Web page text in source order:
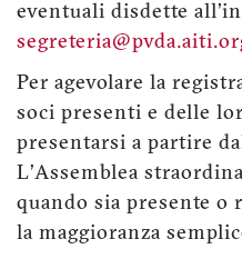
eventuali disdette
Per agevolare la
soci presenti e delle
presentarsi a partire
L’Assemblea
quando sia presente o
la maggioranza